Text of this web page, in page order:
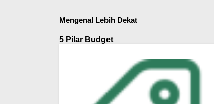
Mengenal Lebih Dekat
5 Pilar Budget